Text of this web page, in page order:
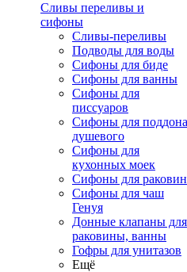
Сливы переливы и
сифоны
Сливы-переливы
Подводы для воды
Сифоны для биде
Сифоны для ванны
Сифоны для
писсуаров
Сифоны для поддона
душевого
Сифоны для
кухонных моек
Сифоны для раковин
Сифоны для чаш
Генуя
Донные клапаны для
раковины, ванны
Гофры для унитазов
Ещё